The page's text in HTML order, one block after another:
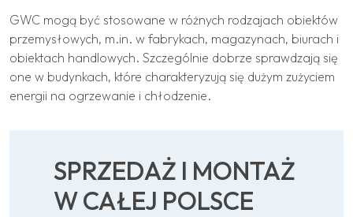
GWC mogą być stosowane w różnych rodzajach obiektów
przemysłowych, m.in. w fabrykach, magazynach, biurach i
obiektach handlowych. Szczególnie dobrze sprawdzają się
one w budynkach, które charakteryzują się dużym zużyciem
energii na ogrzewanie i chłodzenie.
SPRZEDAŻ I MONTAŻ
W CAŁEJ POLSCE